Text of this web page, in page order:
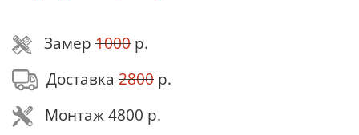
Замер 1000 р.
Доставка 2800 р.
Монтаж 4800 р.